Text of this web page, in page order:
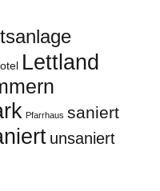
Lettland
Pfarrhaus saniert
unsaniert